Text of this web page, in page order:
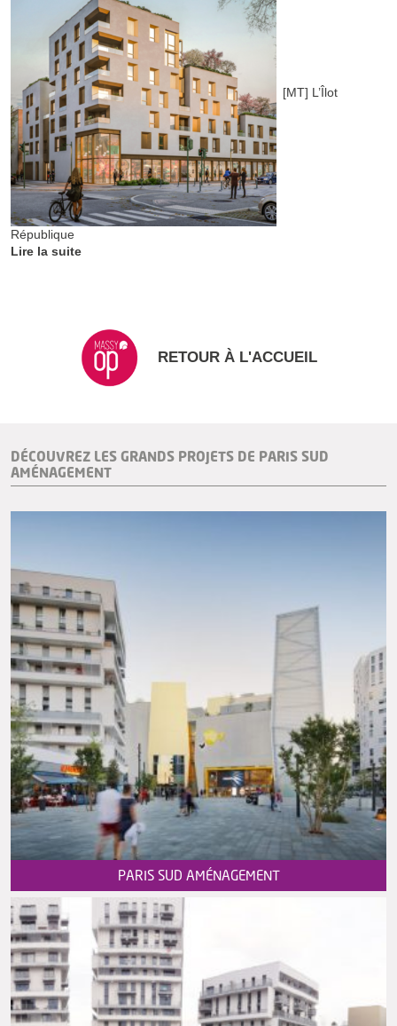
[MT] L’Îlot
République
Lire la suite
RETOUR À L'ACCUEIL
DÉCOUVREZ LES GRANDS PROJETS DE PARIS SUD
AMÉNAGEMENT
PARIS SUD AMÉNAGEMENT